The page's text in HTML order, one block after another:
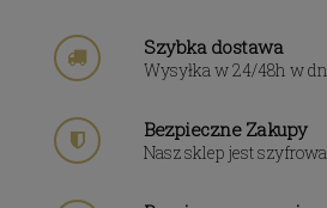
Szybka dostawa
Wysyłka w 24/48h w
Bezpieczne Zakupy
Nasz sklep jest